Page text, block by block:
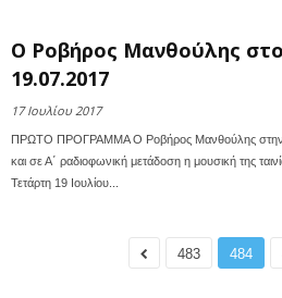
Ο Ροβήρος Μανθούλης
19.07.2017
17 Ιουλίου 2017
ΠΡΩΤΟ ΠΡΟΓΡΑΜΜΑ Ο Ροβήρος Μανθούλης στην
και σε Α΄ ραδιοφωνική μετάδοση η μουσική της
Τετάρτη 19 Ιουλίου...
483 484